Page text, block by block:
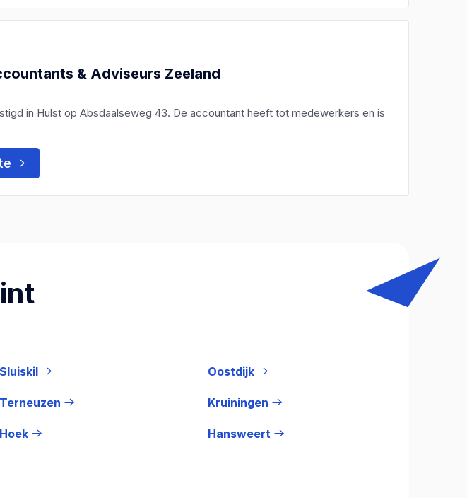
& Adviseurs Zeeland
in Hulst op Absdaalseweg 43. De accountant heeft tot medewerkers en is
Sluiskil
Terneuzen
Hoek
Oostdijk
Kruiningen
Hansweert